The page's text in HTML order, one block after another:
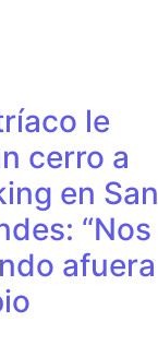
le
cerro a
en San
“Nos
afuera